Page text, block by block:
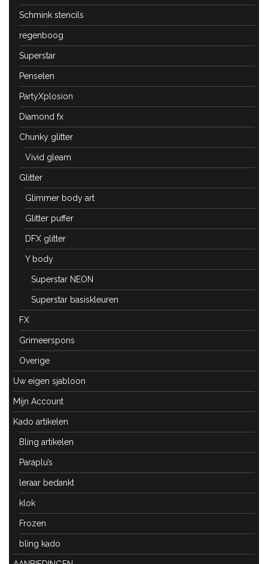
Schmink stencils
regenboog
Superstar
Penselen
PartyXplosion
Diamond fx
Chunky glitter
Vivid gleam
Glitter
Glimmer body art
Glitter puffer
DFX glitter
Y body
Superstar NEON
Superstar basiskleuren
FX
Grimeerspons
Overige
Uw eigen sjabloon
Mijn Account
Kado artikelen
Bling artikelen
Paraplu’s
leraar bedankt
klok
Frozen
bling kado